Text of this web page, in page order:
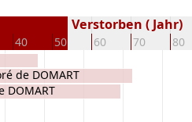
40 50 60 70 80
Verstorben ( Jahr)
de DOMART
DOMART